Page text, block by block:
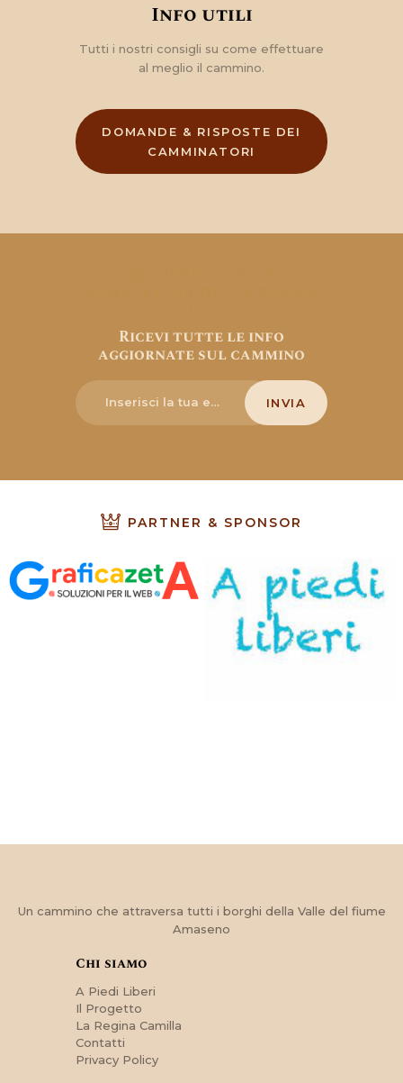
Info utili
Tutti i nostri consigli su come effettuare
al meglio il cammino.
DOMANDE & RISPOSTE DEI
CAMMINATORI
Ricevi tutte le info
aggiornate sul cammino
PARTNER & SPONSOR
Un cammino che attraversa tutti i borghi della Valle del fiume
Amaseno
Chi siamo
A Piedi Liberi
Il Progetto
La Regina Camilla
Contatti
Privacy Policy